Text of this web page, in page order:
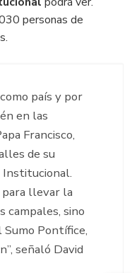
personas de
país y por
en las
Francisco,
de su
Institucional.
llevar la
campales, sino
Sumo Pontífice,
señaló David